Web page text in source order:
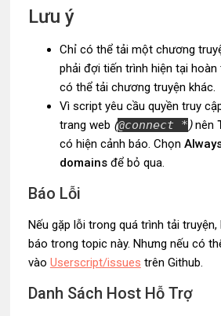
Lưu ý
Chỉ có thể tải một chương
phải đợi tiến trình hiện tại
có thể tải chương truyện khác.
Vì script yêu cầu quyền truy
trang web (@connect *)nên
có hiện cảnh báo. Chọn
domainsđể bỏ qua.
Báo Lỗi
Nếu gặp lỗi trong quá trình tải
báo trong topic này. Nhưng nếu có
vào Userscript/issues trên Github.
Danh Sách Host Hỗ Trợ